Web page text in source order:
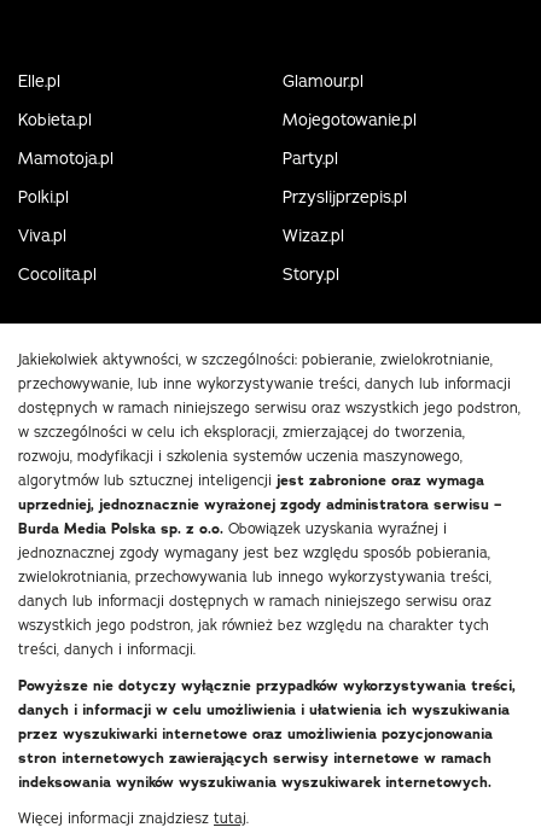
Elle.pl
Glamour.pl
Kobieta.pl
Mojegotowanie.pl
Mamotoja.pl
Party.pl
Polki.pl
Przyslijprzepis.pl
Viva.pl
Wizaz.pl
Cocolita.pl
Story.pl
Jakiekolwiek aktywności, w szczególności: pobieranie, zwielokrotnianie,
przechowywanie, lub inne wykorzystywanie treści, danych lub informacji
dostępnych w ramach niniejszego serwisu oraz wszystkich jego podstron,
w szczególności w celu ich eksploracji, zmierzającej do tworzenia,
rozwoju, modyfikacji i szkolenia systemów uczenia maszynowego,
algorytmów lub sztucznej inteligencji jest zabronione oraz wymaga
uprzedniej, jednoznacznie wyrażonej zgody administratora serwisu –
Burda Media Polska sp. z o.o. Obowiązek uzyskania wyraźnej i
jednoznacznej zgody wymagany jest bez względu sposób pobierania,
zwielokrotniania, przechowywania lub innego wykorzystywania treści,
danych lub informacji dostępnych w ramach niniejszego serwisu oraz
wszystkich jego podstron, jak również bez względu na charakter tych
treści, danych i informacji.
Powyższe nie dotyczy wyłącznie przypadków wykorzystywania treści,
danych i informacji w celu umożliwienia i ułatwienia ich wyszukiwania
przez wyszukiwarki internetowe oraz umożliwienia pozycjonowania
stron internetowych zawierających serwisy internetowe w ramach
indeksowania wyników wyszukiwania wyszukiwarek internetowych.
Więcej informacji znajdziesz tutaj.